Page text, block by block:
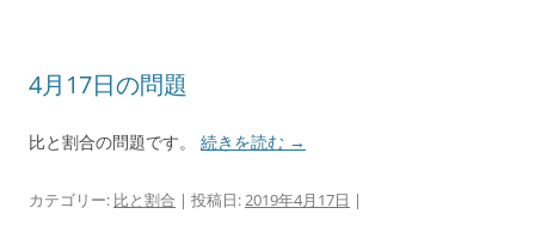
4月17日の問題
比と割合の問題です。 続きを読む →
カテゴリー: 比と割合 | 投稿日:2019年4月17日 |